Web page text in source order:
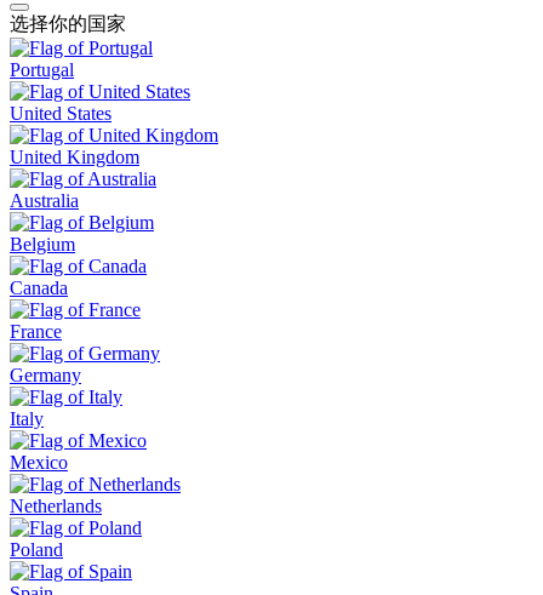
选择你的国家
Portugal
United States
United Kingdom
Australia
Belgium
Canada
France
Germany
Italy
Mexico
Netherlands
Poland